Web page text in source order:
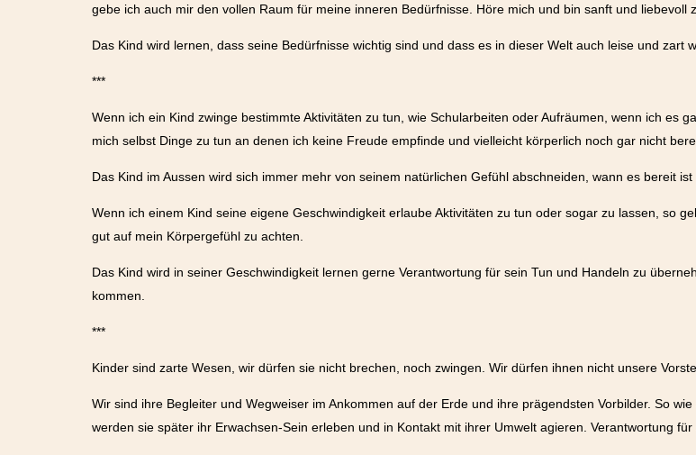
gebe ich auch mir den vollen Raum für meine inneren Bedürfnisse. Höre mich und bin sanft und liebevoll
Das Kind wird lernen, dass seine Bedürfnisse wichtig sind und dass es in dieser Welt auch leise und zart
***
Wenn ich ein Kind zwinge bestimmte Aktivitäten zu tun, wie Schularbeiten oder Aufräumen, wenn ich es
mich selbst Dinge zu tun an denen ich keine Freude empfinde und vielleicht körperlich noch gar nicht
Das Kind im Aussen wird sich immer mehr von seinem natürlichen Gefühl abschneiden, wann es bereit
Wenn ich einem Kind seine eigene Geschwindigkeit erlaube Aktivitäten zu tun oder sogar zu lassen, so
gut auf mein Körpergefühl zu achten.
Das Kind wird in seiner Geschwindigkeit lernen gerne Verantwortung für sein Tun und Handeln zu
kommen.
***
Kinder sind zarte Wesen, wir dürfen sie nicht brechen, noch zwingen. Wir dürfen ihnen nicht unsere
Wir sind ihre Begleiter und Wegweiser im Ankommen auf der Erde und ihre prägendsten Vorbilder. So
werden sie später ihr Erwachsen-Sein erleben und in Kontakt mit ihrer Umwelt agieren. Verantwortung